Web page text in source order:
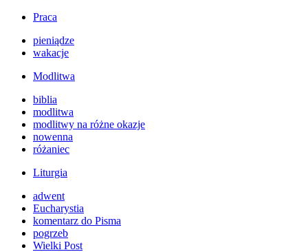
Praca
pieniądze
wakacje
Modlitwa
biblia
modlitwa
modlitwy na różne okazje
nowenna
różaniec
Liturgia
adwent
Eucharystia
komentarz do Pisma
pogrzeb
Wielki Post